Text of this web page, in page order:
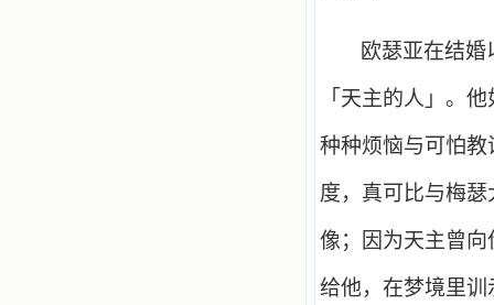
欧瑟亚在结
「天主的人」。
种种烦恼与可怕
度，真可比与梅
像；因为天主曾
给他，在梦境里